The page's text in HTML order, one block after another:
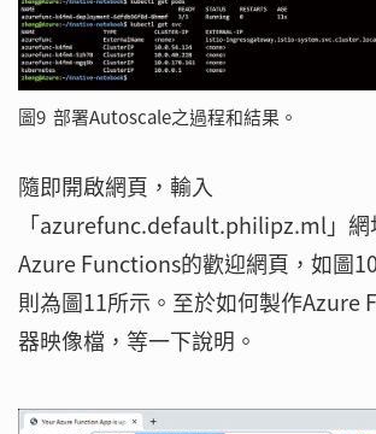
圖9 部署Autoscale之過程和結果。
隨即開啟網頁，輸入
「azurefunc.default.philipz.ml」網
Azure Functions的歡迎網頁，如圖
則為圖11所示。至於如何製作Azure
器映像檔，等一下說明。